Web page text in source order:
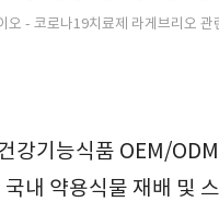
오 - 코로나19치료제 라게브리오 관
강기능식품 OEM/
내 약용식물 재배 및